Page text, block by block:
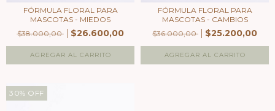
FÓRMULA FLORAL PARA
MASCOTAS - MIEDOS
$38.000,00
$26.600,00
FÓRMULA FLORAL PARA
MASCOTAS - CAMBIOS
$36.000,00
$25.200,00
30% OFF